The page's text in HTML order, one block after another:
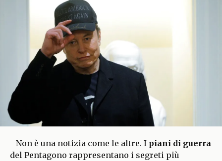
Non è una notizia come le altre. I piani di guerra
del Pentagono rappresentano i segreti più